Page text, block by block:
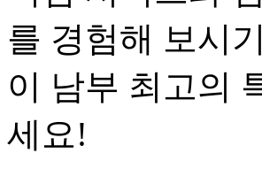
를 경험해 보시
이 남부 최고의
세요!